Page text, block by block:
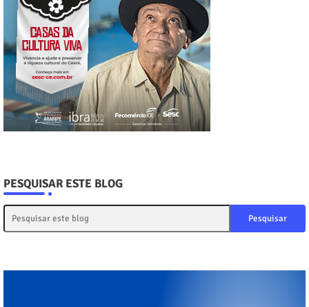
PESQUISAR ESTE BLOG